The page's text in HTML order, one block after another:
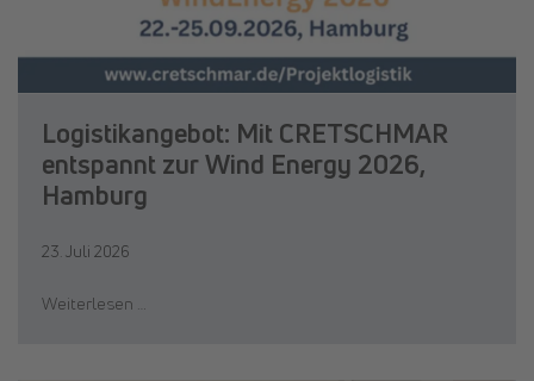
Logistikangebot: Mit CRETSCHMAR
entspannt zur Wind Energy 2026,
Hamburg
23. Juli 2026
Weiterlesen …